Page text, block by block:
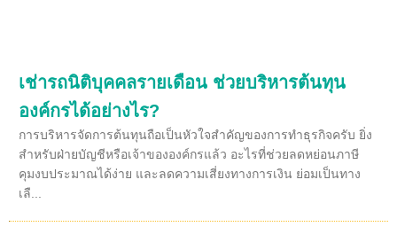
เช่ารถนิติบุคคลรายเดือน ช่วยบริหารต้นทุน
องค์กรได้อย่างไร?
การบริหารจัดการต้นทุนถือเป็นหัวใจสำคัญของการทำธุรกิจครับ ยิ่ง
สำหรับฝ่ายบัญชีหรือเจ้าขององค์กรแล้ว อะไรที่ช่วยลดหย่อนภาษี
คุมงบประมาณได้ง่าย และลดความเสี่ยงทางการเงิน ย่อมเป็นทาง
เลื...